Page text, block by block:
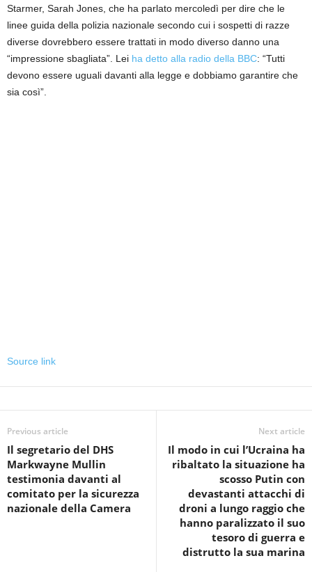
Starmer, Sarah Jones, che ha parlato mercoledì per dire che le
linee guida della polizia nazionale secondo cui i sospetti di razze
diverse dovrebbero essere trattati in modo diverso danno una
“impressione sbagliata”. Lei ha detto alla radio della BBC: “Tutti
devono essere uguali davanti alla legge e dobbiamo garantire che
sia così”.
Source link
Previous article
Il segretario del DHS
Markwayne Mullin
testimonia davanti al
comitato per la sicurezza
nazionale della Camera
Next article
Il modo in cui l’Ucraina ha
ribaltato la situazione ha
scosso Putin con
devastanti attacchi di
droni a lungo raggio che
hanno paralizzato il suo
tesoro di guerra e
distrutto la sua marina